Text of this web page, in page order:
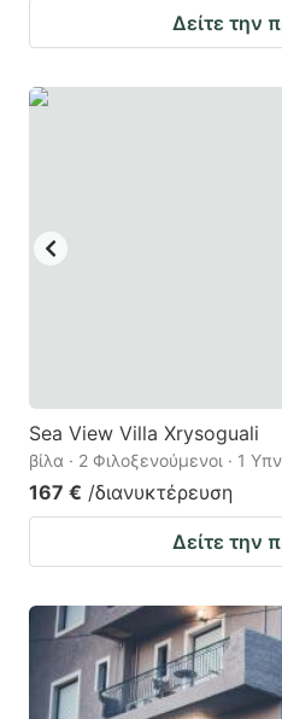
Δείτε την
Sea View Villa Xrysoguali
βίλα · 2 Φιλοξενούμενοι · 1
167 € /διανυκτέρευση
Δείτε την